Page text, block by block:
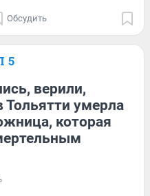
Обсудить
5
верили,
Тольятти умерла
которая